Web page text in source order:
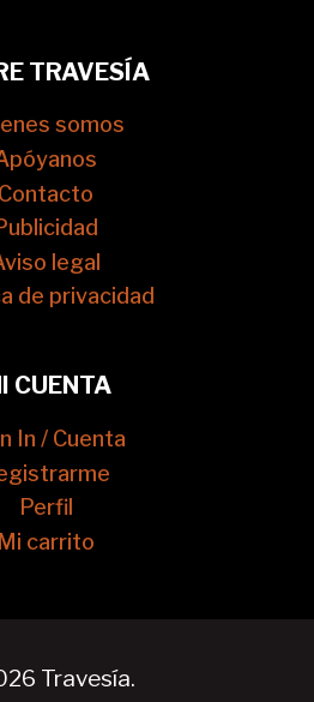
TRAVESÍA
somos
Contacto
legal
de privacidad
CUENTA
In / Cuenta
Perfil
Mi carrito
Travesía.